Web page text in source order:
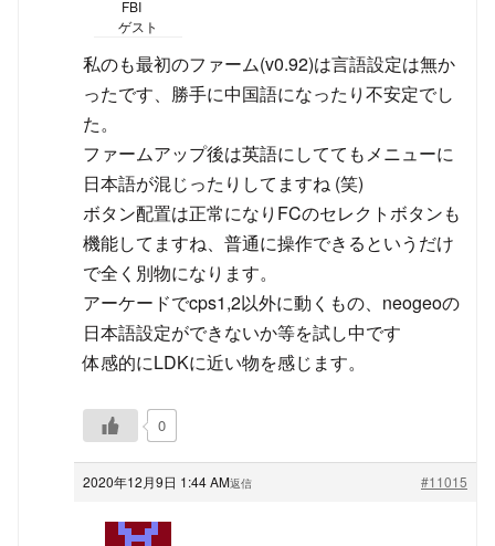
FBI
ゲスト
私のも最初のファーム(v0.92)は言語設定は無か
ったです、勝手に中国語になったり不安定でし
た。
ファームアップ後は英語にしててもメニューに
日本語が混じったりしてますね (笑)
ボタン配置は正常になりFCのセレクトボタンも
機能してますね、普通に操作できるというだけ
で全く別物になります。
アーケードでcps1,2以外に動くもの、neogeoの
日本語設定ができないか等を試し中です
体感的にLDKに近い物を感じます。
0
2020年12月9日 1:44 AM #11015
返信